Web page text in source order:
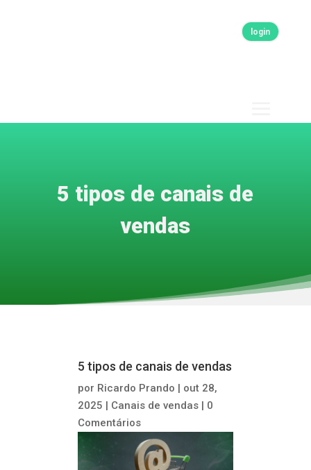
login
5 tipos de canais de
vendas
5 tipos de canais de vendas
por Ricardo Prando | out 28,
2025 | Canais de vendas | 0
Comentários